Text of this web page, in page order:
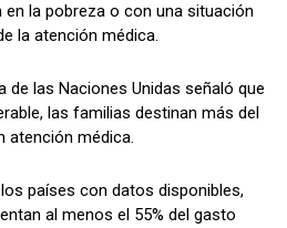
en la pobreza o con una situación
la atención médica.
de las Naciones Unidas señaló que
las familias destinan más del
atención médica.
países con datos disponibles,
al menos el 55% del gasto